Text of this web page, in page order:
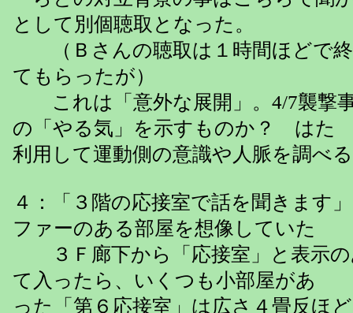
として別個聴取となった。
（Ｂさんの聴取は１時間ほどで終
てもらったが）
これは「意外な展開」。4/7襲撃
の「やる気」を示すものか？ はた
利用して運動側の意識や人脈を調べ
４：「３階の応接室で話を聞きます
ファーのある部屋を想像していた
３Ｆ廊下から「応接室」と表示の
て入ったら、いくつも小部屋があ
った「第６応接室」は広さ４畳反ほ